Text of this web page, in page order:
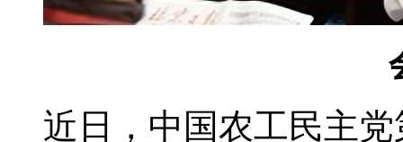
近日，中国农工民主